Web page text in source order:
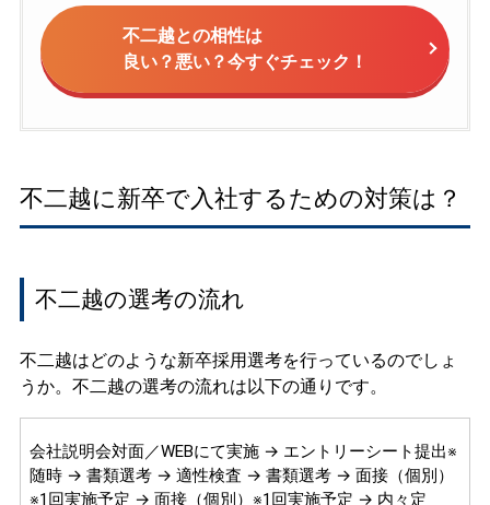
不二越との相性は
良い？悪い？今すぐチェック！
不二越に新卒で入社するための対策は？
不二越の選考の流れ
不二越はどのような新卒採用選考を行っているのでしょ
うか。不二越の選考の流れは以下の通りです。
会社説明会対面／WEBにて実施 → エントリーシート提出※
随時 → 書類選考 → 適性検査 → 書類選考 → 面接（個別）
※1回実施予定 → 面接（個別）※1回実施予定 → 内々定